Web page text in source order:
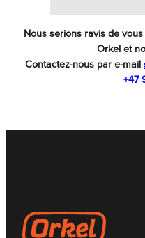
Nous serions ravis de
Orkel et
Contactez-nous par e-mail
+47